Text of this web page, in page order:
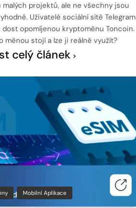
malých projektů, ale ne všechny jsou
Uživatelé sociální sítě Telegram
dost opomíjenou kryptoměnu Toncoin.
měnou stojí a lze ji reálně využít?
celý článek
Mobilní Aplikace